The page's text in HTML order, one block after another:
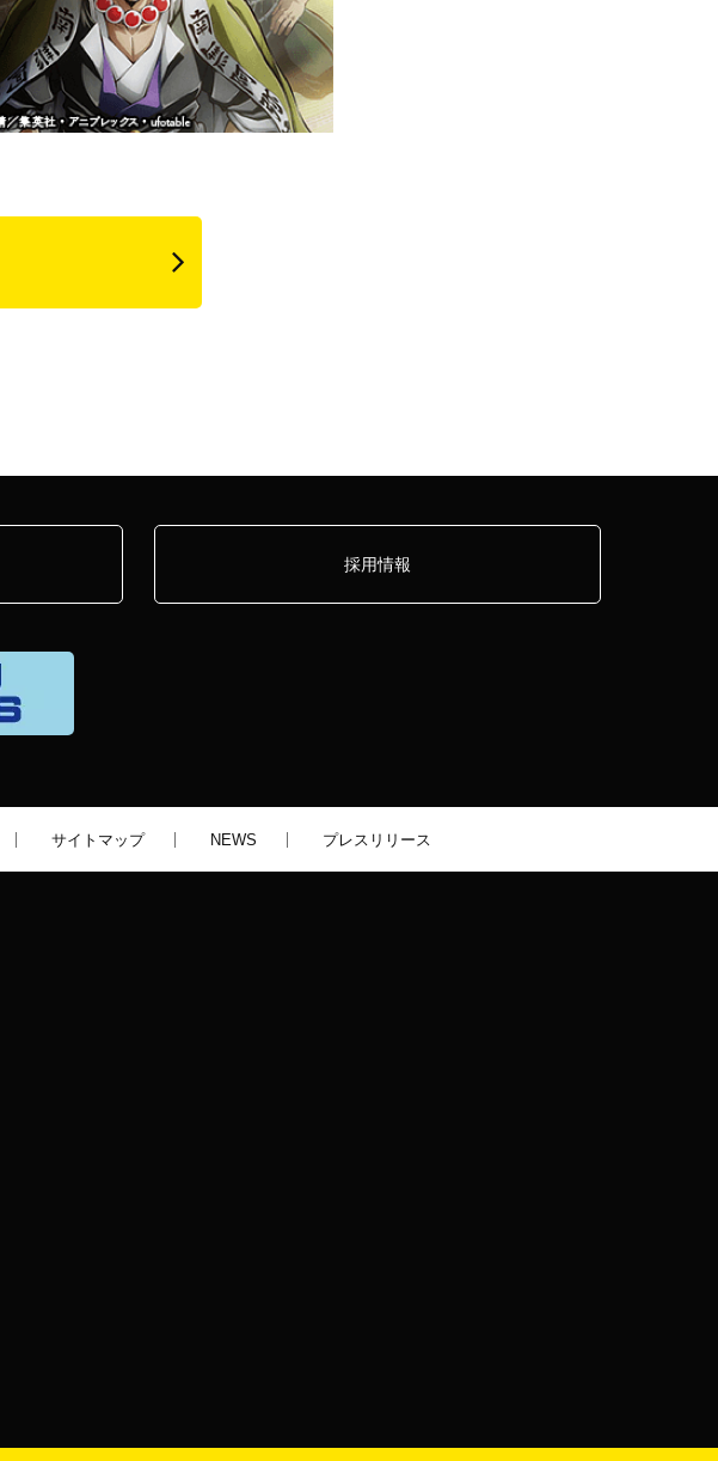
採用情報
サイトマップ NEWS プレスリリース